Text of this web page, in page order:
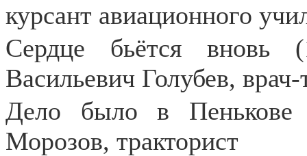
курсант авиационного
Сердце бьётся вновь
Васильевич Голубев, врач-
Дело было в Пенькове
Морозов, тракторист